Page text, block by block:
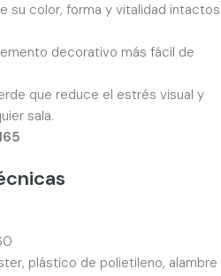
su color, forma y vitalidad intactos
decorativo más fácil de
que reduce el estrés visual y
sala.
plástico de polietileno, alambre